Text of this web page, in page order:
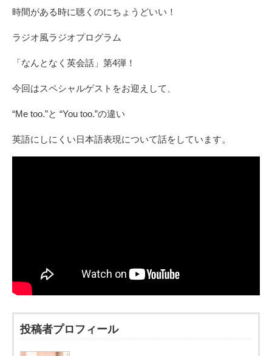
時間がある時に聴くのにちょうどいい！
ラジオ風ラジオプログラム
「なんとなく英会話」第4弾！
今回はスペシャルゲストをお迎えして、
“Me too.”と “You too.”の違い
英語にしにくい日本語表現について話をしています。
投稿者プロフィール